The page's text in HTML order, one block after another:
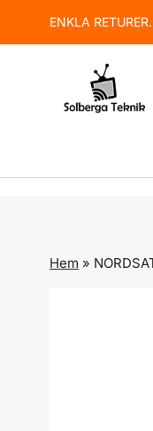
to
ENKLA
Hem »